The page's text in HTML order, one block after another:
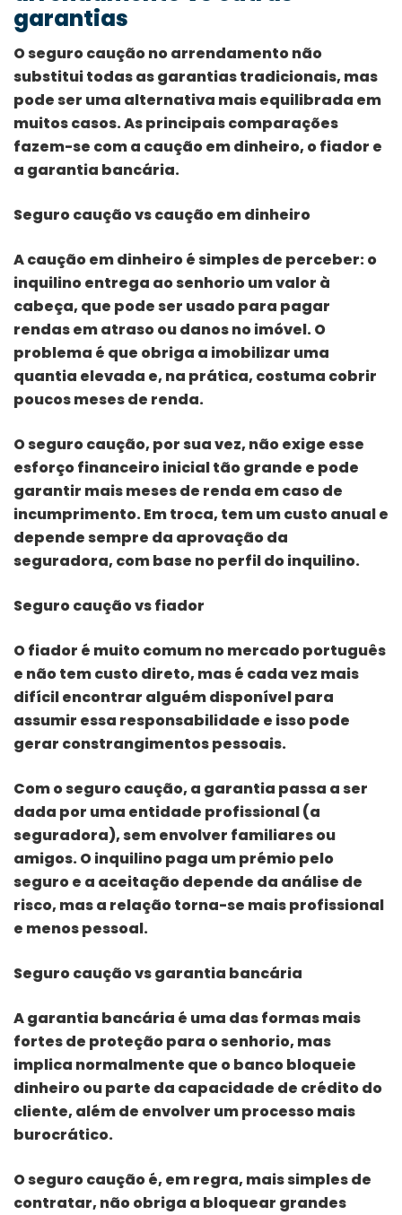
garantias
O seguro caução no arrendamento não
substitui todas as garantias tradicionais, mas
pode ser uma alternativa mais equilibrada em
muitos casos. As principais comparações
fazem-se com a caução em dinheiro, o fiador e
a garantia bancária.
Seguro caução vs caução em dinheiro
A caução em dinheiro é simples de perceber: o
inquilino entrega ao senhorio um valor à
cabeça, que pode ser usado para pagar
rendas em atraso ou danos no imóvel. O
problema é que obriga a imobilizar uma
quantia elevada e, na prática, costuma cobrir
poucos meses de renda.
O seguro caução, por sua vez, não exige esse
esforço financeiro inicial tão grande e pode
garantir mais meses de renda em caso de
incumprimento. Em troca, tem um custo anual e
depende sempre da aprovação da
seguradora, com base no perfil do inquilino.
Seguro caução vs fiador
O fiador é muito comum no mercado português
e não tem custo direto, mas é cada vez mais
difícil encontrar alguém disponível para
assumir essa responsabilidade e isso pode
gerar constrangimentos pessoais.
Com o seguro caução, a garantia passa a ser
dada por uma entidade profissional (a
seguradora), sem envolver familiares ou
amigos. O inquilino paga um prémio pelo
seguro e a aceitação depende da análise de
risco, mas a relação torna-se mais profissional
e menos pessoal.
Seguro caução vs garantia bancária
A garantia bancária é uma das formas mais
fortes de proteção para o senhorio, mas
implica normalmente que o banco bloqueie
dinheiro ou parte da capacidade de crédito do
cliente, além de envolver um processo mais
burocrático.
O seguro caução é, em regra, mais simples de
contratar, não obriga a bloquear grandes